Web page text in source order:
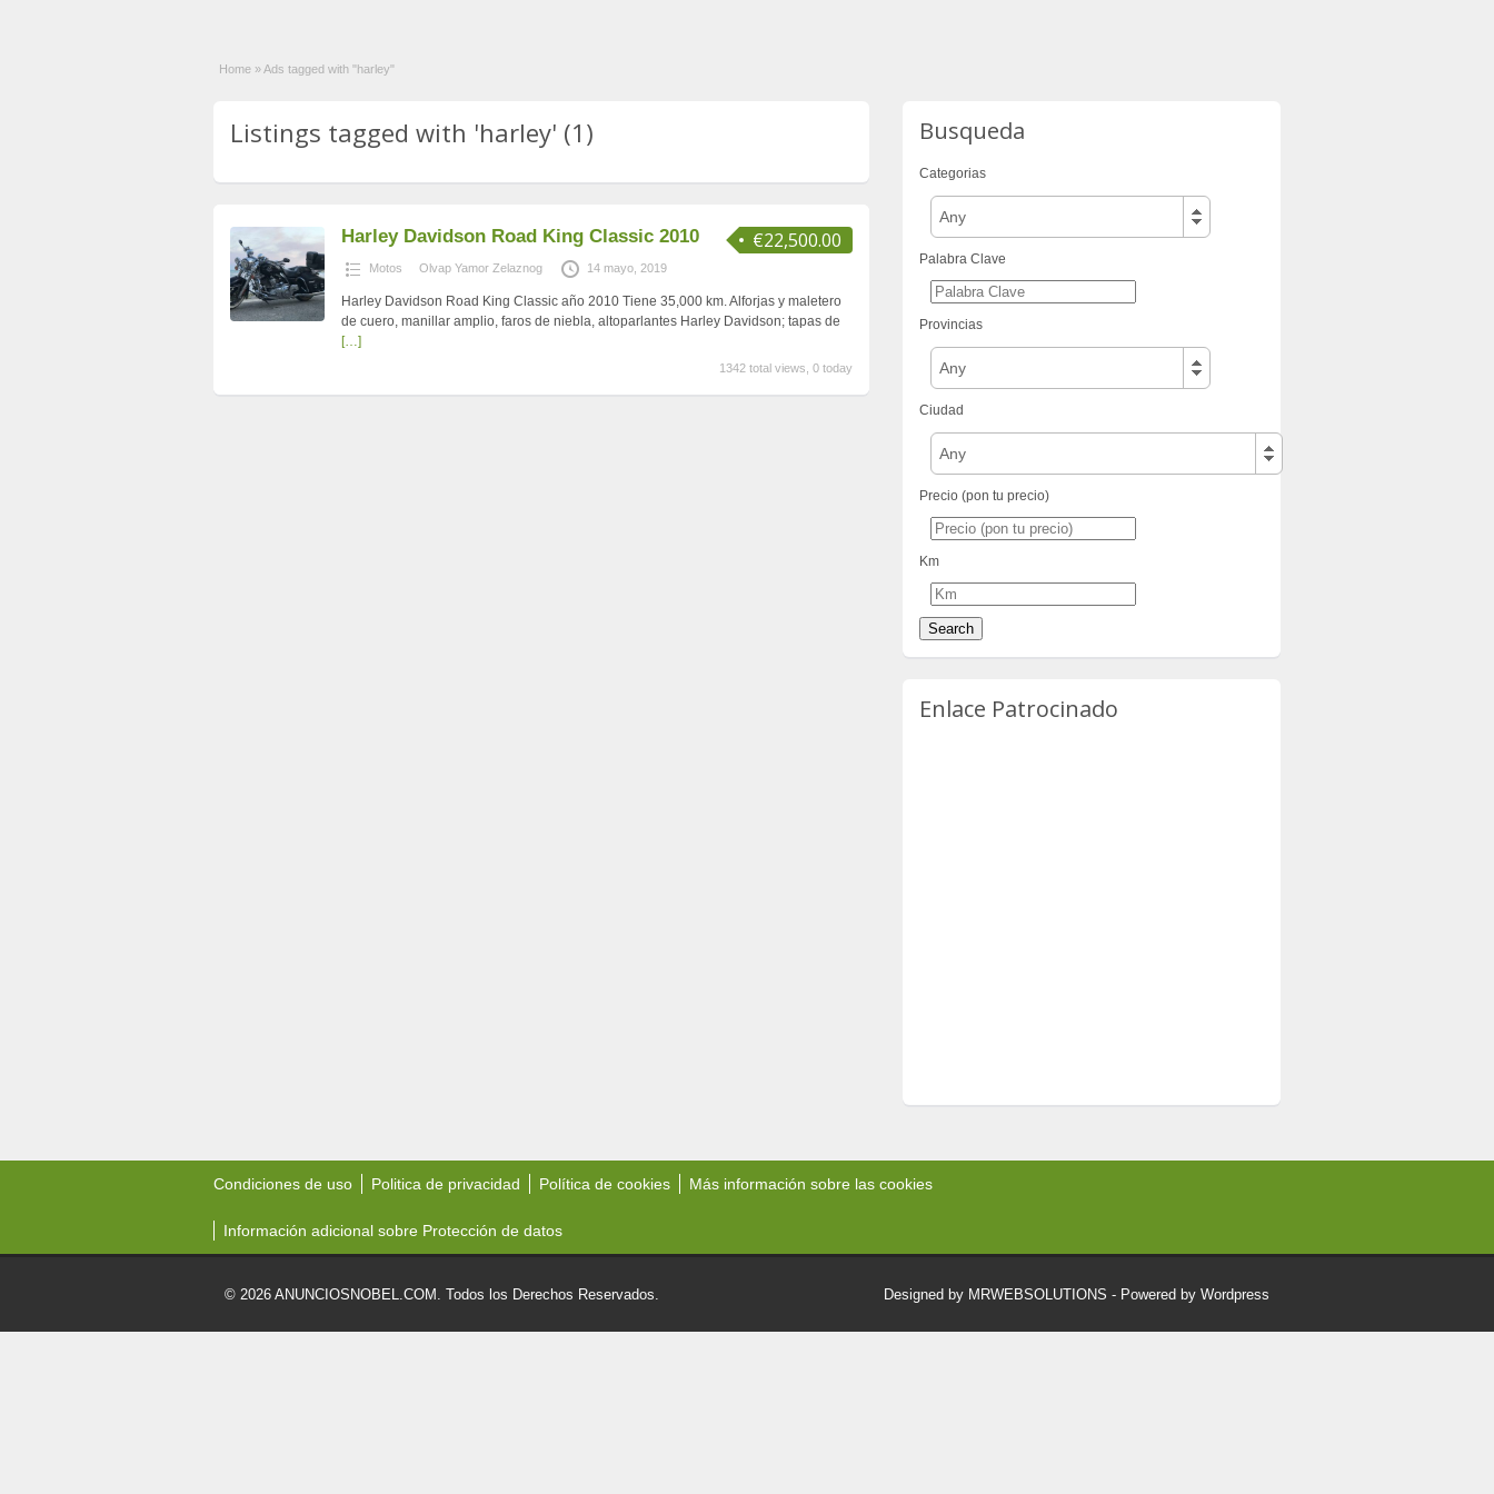
Home »Ads tagged with "harley"
Listings tagged with 'harley' (1)
€22,500.00
Harley Davidson Road King Classic 2010
Motos Olvap Yamor Zelaznog 14 mayo, 2019
Harley Davidson Road King Classic año 2010 Tiene 35,000 km. Alforjas y maletero
de cuero, manillar amplio, faros de niebla, altoparlantes Harley Davidson; tapas de
[…]
1342 total views, 0 today
Busqueda
Categorias
Any
Palabra Clave
Provincias
Any
Ciudad
Any
Precio (pon tu precio)
Km
Enlace Patrocinado
Condiciones de uso Politica de privacidad Política de cookies Más información sobre las cookies
Información adicional sobre Protección de datos
© 2026 ANUNCIOSNOBEL.COM. Todos los Derechos Reservados. Designed by MRWEBSOLUTIONS - Powered by Wordpress